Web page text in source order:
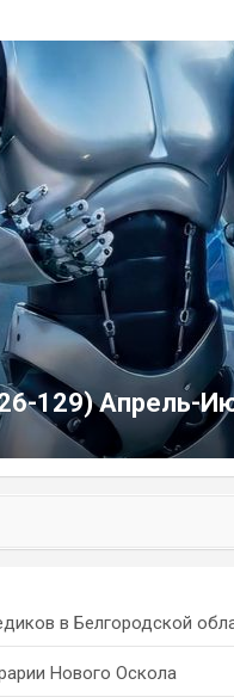
129) Апрель-
в Белгородской
Нового Оскола